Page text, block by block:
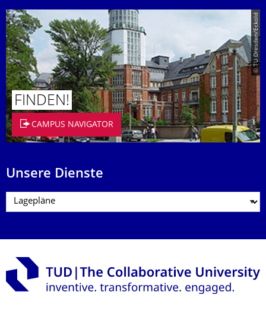
© TU Dresden/Eckold
FINDEN!
CAMPUS NAVIGATOR
Unsere Dienste